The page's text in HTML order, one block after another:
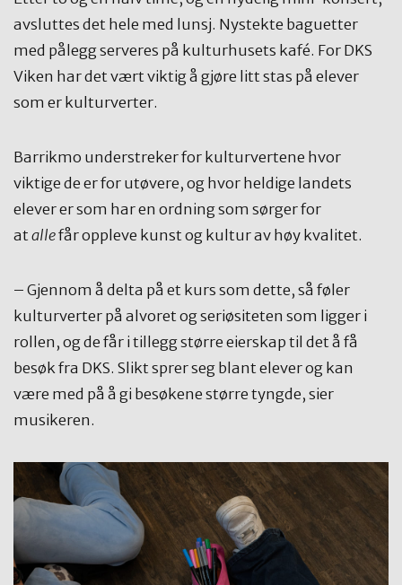
avsluttes det hele med lunsj. Nystekte baguetter
med pålegg serveres på kulturhusets kafé. For DKS
Viken har det vært viktig å gjøre litt stas på elever
som er kulturverter.
Barrikmo understreker for kulturvertene hvor
viktige de er for utøvere, og hvor heldige landets
elever er som har en ordning som sørger for
atallefår oppleve kunst og kultur av høy kvalitet.
– Gjennom å delta på et kurs som dette, så føler
kulturverter på alvoret og seriøsiteten som ligger i
rollen, og de får i tillegg større eierskap til det å få
besøk fra DKS. Slikt sprer seg blant elever og kan
være med på å gi besøkene større tyngde, sier
musikeren.